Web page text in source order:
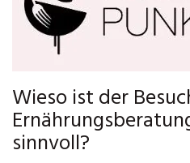
Wieso ist der
sinnvoll?